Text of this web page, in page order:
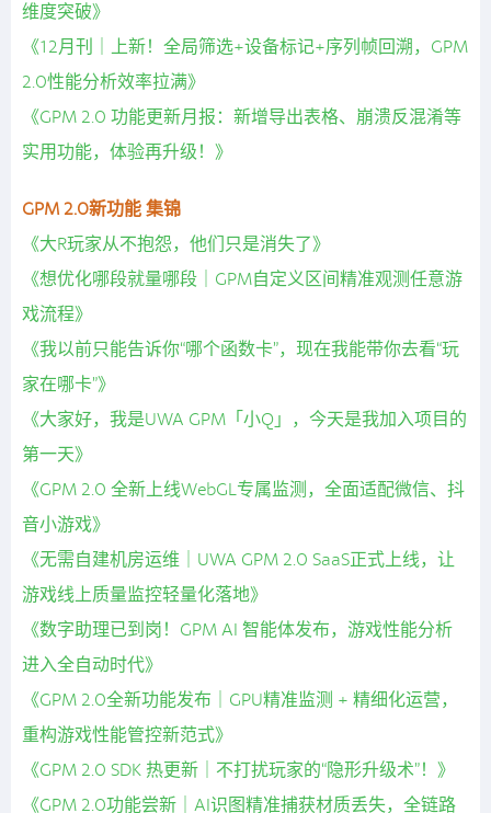
维度突破》
《12月刊｜上新！全局筛选+设备标记+序列帧回溯，GPM
2.0性能分析效率拉满》
《GPM 2.0 功能更新月报：新增导出表格、崩溃反混淆等
实用功能，体验再升级！》
GPM 2.0新功能 集锦
《大R玩家从不抱怨，他们只是消失了》
《想优化哪段就量哪段｜GPM自定义区间精准观测任意游
戏流程》
《我以前只能告诉你“哪个函数卡”，现在我能带你去看“玩
家在哪卡”》
《大家好，我是UWA GPM「小Q」，今天是我加入项目的
第一天》
《GPM 2.0 全新上线WebGL专属监测，全面适配微信、抖
音小游戏》
《无需自建机房运维｜UWA GPM 2.0 SaaS正式上线，让
游戏线上质量监控轻量化落地》
《数字助理已到岗！GPM AI 智能体发布，游戏性能分析
进入全自动时代》
《GPM 2.0全新功能发布｜GPU精准监测 + 精细化运营，
重构游戏性能管控新范式》
《GPM 2.0 SDK 热更新｜不打扰玩家的“隐形升级术”！》
《GPM 2.0功能尝新｜AI识图精准捕获材质丢失，全链路